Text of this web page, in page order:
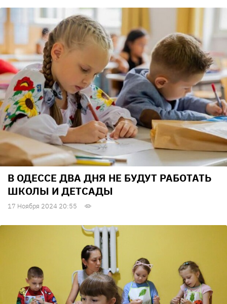
В ОДЕССЕ ДВА ДНЯ НЕ БУДУТ РАБОТАТЬ
ШКОЛЫ И ДЕТСАДЫ
17 Ноября 2024 20:55